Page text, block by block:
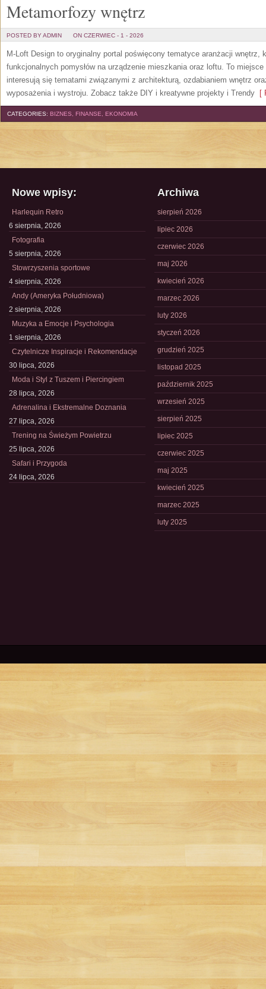
Metamorfozy wnętrz
POSTED BY ADMIN ON CZERWIEC - 1 - 2026
M-Loft Design to oryginalny portal poświęcony tematyce aranżacji wnętrz,
funkcjonalnych pomysłów na urządzenie mieszkania oraz loftu. To
interesują się tematami związanymi z architekturą, ozdabianiem wnętrz
wyposażenia i wystroju. Zobacz także DIY i kreatywne projekty i Trendy [
CATEGORIES: BIZNES, FINANSE, EKONOMIA
Nowe wpisy:
Harlequin Retro
6 sierpnia, 2026
Fotografia
5 sierpnia, 2026
Stowrzyszenia sportowe
4 sierpnia, 2026
Andy (Ameryka Południowa)
2 sierpnia, 2026
Muzyka a Emocje i Psychologia
1 sierpnia, 2026
Czytelnicze Inspiracje i Rekomendacje
30 lipca, 2026
Moda i Styl z Tuszem i Piercingiem
28 lipca, 2026
Adrenalina i Ekstremalne Doznania
27 lipca, 2026
Trening na Świeżym Powietrzu
25 lipca, 2026
Safari i Przygoda
24 lipca, 2026
Archiwa
sierpień 2026
lipiec 2026
czerwiec 2026
maj 2026
kwiecień 2026
marzec 2026
luty 2026
styczeń 2026
grudzień 2025
listopad 2025
październik 2025
wrzesień 2025
sierpień 2025
lipiec 2025
czerwiec 2025
maj 2025
kwiecień 2025
marzec 2025
luty 2025